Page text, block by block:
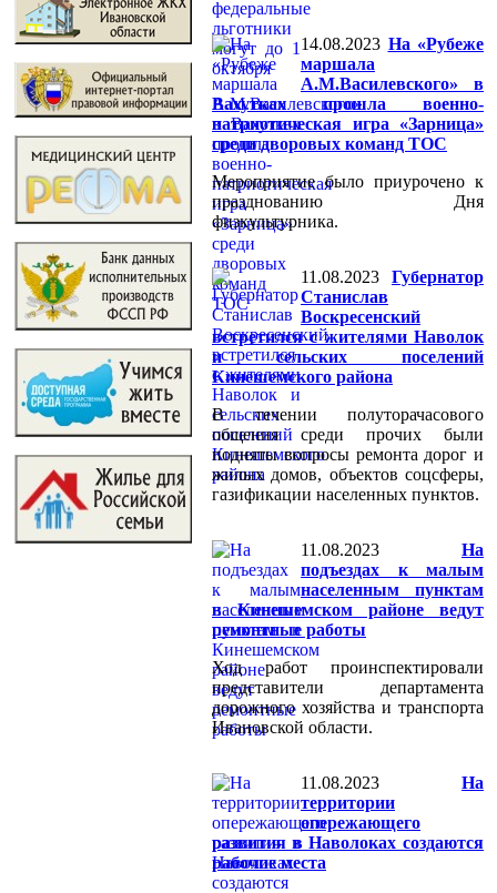
14.08.2023 На «Рубеже
маршала
А.М.Василевского» в
Вахутках прошла военно-
патриотическая игра «Зарница»
среди дворовых команд ТОС
Мероприятие было приурочено к
празднованию Дня
физкультурника.
11.08.2023
Губернатор
Станислав
Воскресенский
встретился с жителями Наволок
и сельских поселений
Кинешемского района
В течении полуторачасового
общения среди прочих были
подняты вопросы ремонта дорог и
жилых домов, объектов соцсферы,
газификации населенных пунктов.
11.08.2023
На
подъездах к малым
населенным пунктам
в Кинешемском районе ведут
ремонтные работы
Ход работ проинспектировали
представители департамента
дорожного хозяйства и транспорта
Ивановской области.
11.08.2023
На
территории
опережающего
развития в Наволоках создаются
рабочие места